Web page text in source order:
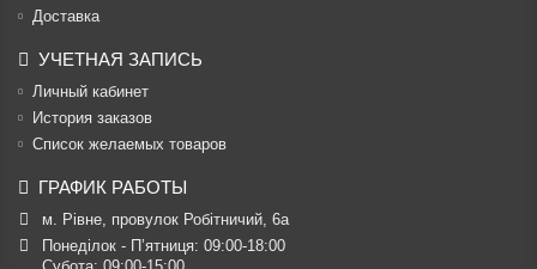
Доставка
УЧЕТНАЯ ЗАПИСЬ
Личный кабинет
История заказов
Список желаемых товаров
ГРАФИК РАБОТЫ
м. Рівне, провулок Робітничий, 6а
Понеділок - П’ятниця: 09:00-18:00